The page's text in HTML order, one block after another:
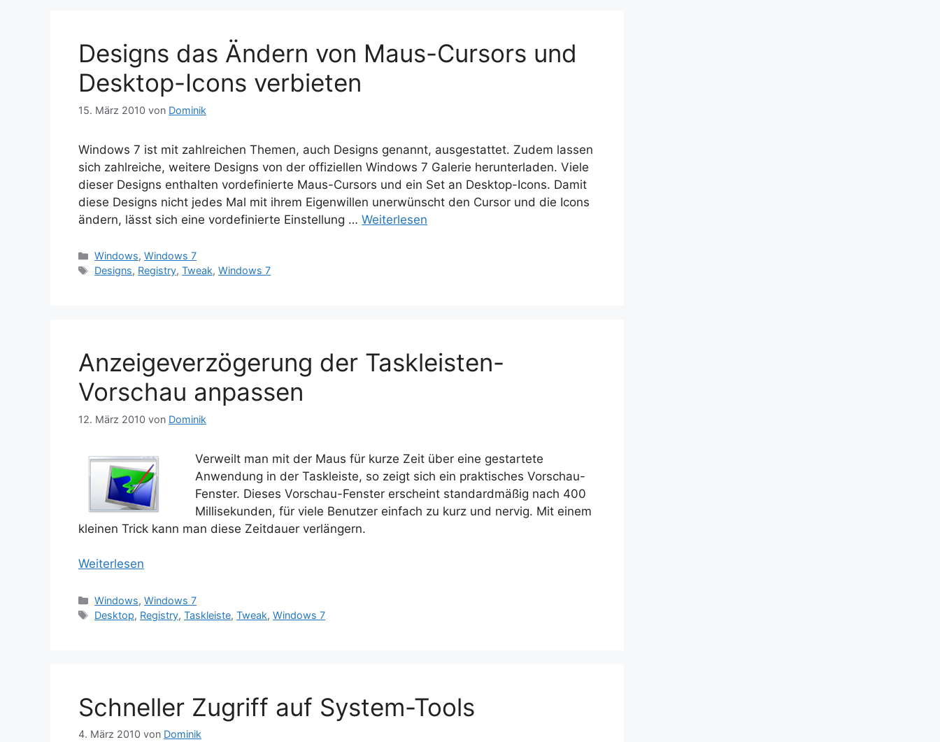
Designs das Ändern von Maus-Cursors und
Desktop-Icons verbieten
15. März 2010 von Dominik
Windows 7 ist mit zahlreichen Themen, auch Designs genannt, ausgestattet. Zudem lassen
sich zahlreiche, weitere Designs von der offiziellen Windows 7 Galerie herunterladen. Viele
dieser Designs enthalten vordefinierte Maus-Cursors und ein Set an Desktop-Icons. Damit
diese Designs nicht jedes Mal mit ihrem Eigenwillen unerwünscht den Cursor und die Icons
ändern, lässt sich eine vordefinierte Einstellung … Weiterlesen
Kategorien
Windows,Windows 7
Schlagwörter
Designs, Registry,Tweak,Windows 7
Anzeigeverzögerung der Taskleisten-
Vorschau anpassen
12. März 2010 von Dominik
Verweilt man mit der Maus für kurze Zeit über eine gestartete
Anwendung in der Taskleiste, so zeigt sich ein praktisches Vorschau-
Fenster. Dieses Vorschau-Fenster erscheint standardmäßig nach 400
Millisekunden, für viele Benutzer einfach zu kurz und nervig. Mit einem
kleinen Trick kann man diese Zeitdauer verlängern.
Weiterlesen
Kategorien
Windows,Windows 7
Schlagwörter
Desktop, Registry,Taskleiste,Tweak,Windows 7
Schneller Zugriff auf System-Tools
4. März 2010 von Dominik